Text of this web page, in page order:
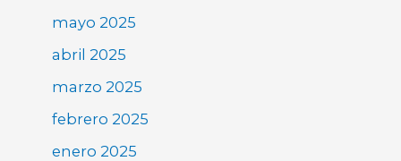
mayo 2025
abril 2025
marzo 2025
febrero 2025
enero 2025